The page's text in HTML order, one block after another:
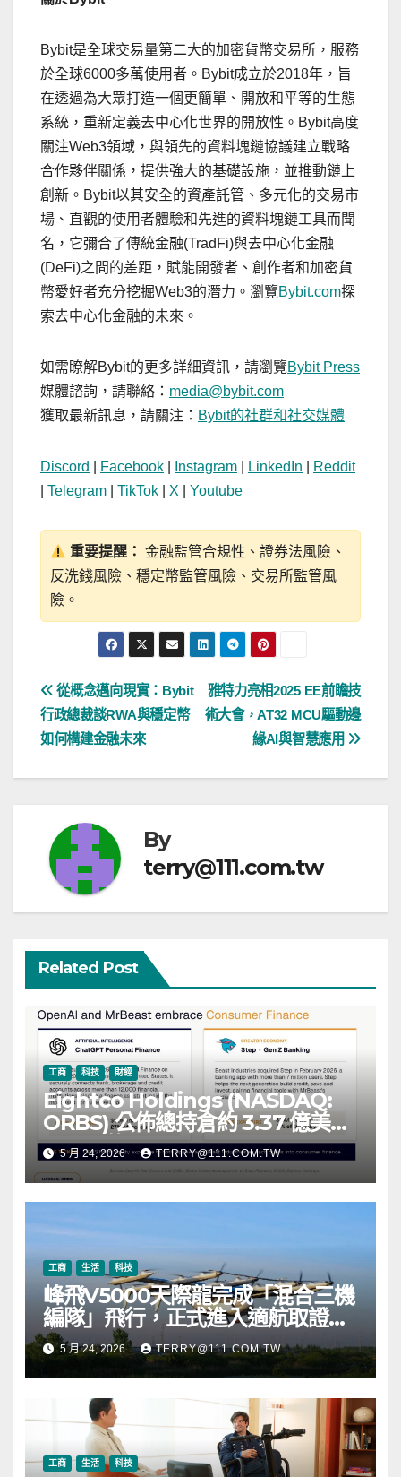
Bybit是全球交易量第二大的加密貨幣交易所，服務
於全球6000多萬使用者。Bybit成立於2018年，旨
在透過為大眾打造一個更簡單、開放和平等的生態
系統，重新定義去中心化世界的開放性。Bybit高度
關注Web3領域，與領先的資料塊鏈協議建立戰略
合作夥伴關係，提供強大的基礎設施，並推動鏈上
創新。Bybit以其安全的資產託管、多元化的交易市
場、直觀的使用者體驗和先進的資料塊鏈工具而聞
名，它彌合了傳統金融(TradFi)與去中心化金融
(DeFi)之間的差距，賦能開發者、創作者和加密貨
幣愛好者充分挖掘Web3的潛力。瀏覽Bybit.com探
索去中心化金融的未來。
如需瞭解Bybit的更多詳細資訊，請瀏覽Bybit Press
媒體諮詢，請聯絡： media@bybit.com
獲取最新訊息，請關注： Bybit的社群和社交媒體
Discord Facebook Instagram LinkedIn
Reddit
Telegram TikTok X Youtube
重要提醒： 金融監管合規性、證券法風險、
反洗錢風險、穩定幣監管風險、交易所監管風
險。
文
章
導
雅特力亮相2025 EE前瞻技
術大會，AT32 MCU驅動邊
緣AI與智慧應用
從概念邁向現實：Bybit
行政總裁談RWA與穩定幣
如何構建金融未來
By
terry@111.com.tw
Related Post
工商 科技 財經
Eightco Holdings (NASDAQ:
ORBS) 公佈總持倉約 3.37 億美
元，涵蓋 OpenAI、Beast
Industries、超過 11,000 枚以太
幣 (ETH) 及逾 2.83 億枚 WLD 代
5 月 24, 2026 TERRY@111.COM.TW
工商 生活 科技
峰飛V5000天際龍完成「混合三機
編隊」飛行，正式進入適航取證階
段5 月 24, 2026 TERRY@111.COM.TW
工商 生活 科技